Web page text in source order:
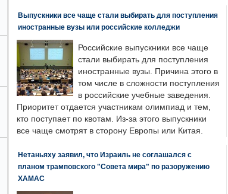
Выпускники все чаще стали выбирать для поступления
иностранные вузы или российские колледжи
Российские выпускники все чаще
стали выбирать для поступления
иностранные вузы. Причина этого в
том числе в сложности поступления
в российские учебные заведения.
Приоритет отдается участникам олимпиад и тем,
кто поступает по квотам. Из-за этого выпускники
все чаще смотрят в сторону Европы или Китая.
Нетаньяху заявил, что Израиль не соглашался с
планом трамповского "Совета мира" по разоружению
ХАМАС